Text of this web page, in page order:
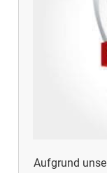
Aufgrund